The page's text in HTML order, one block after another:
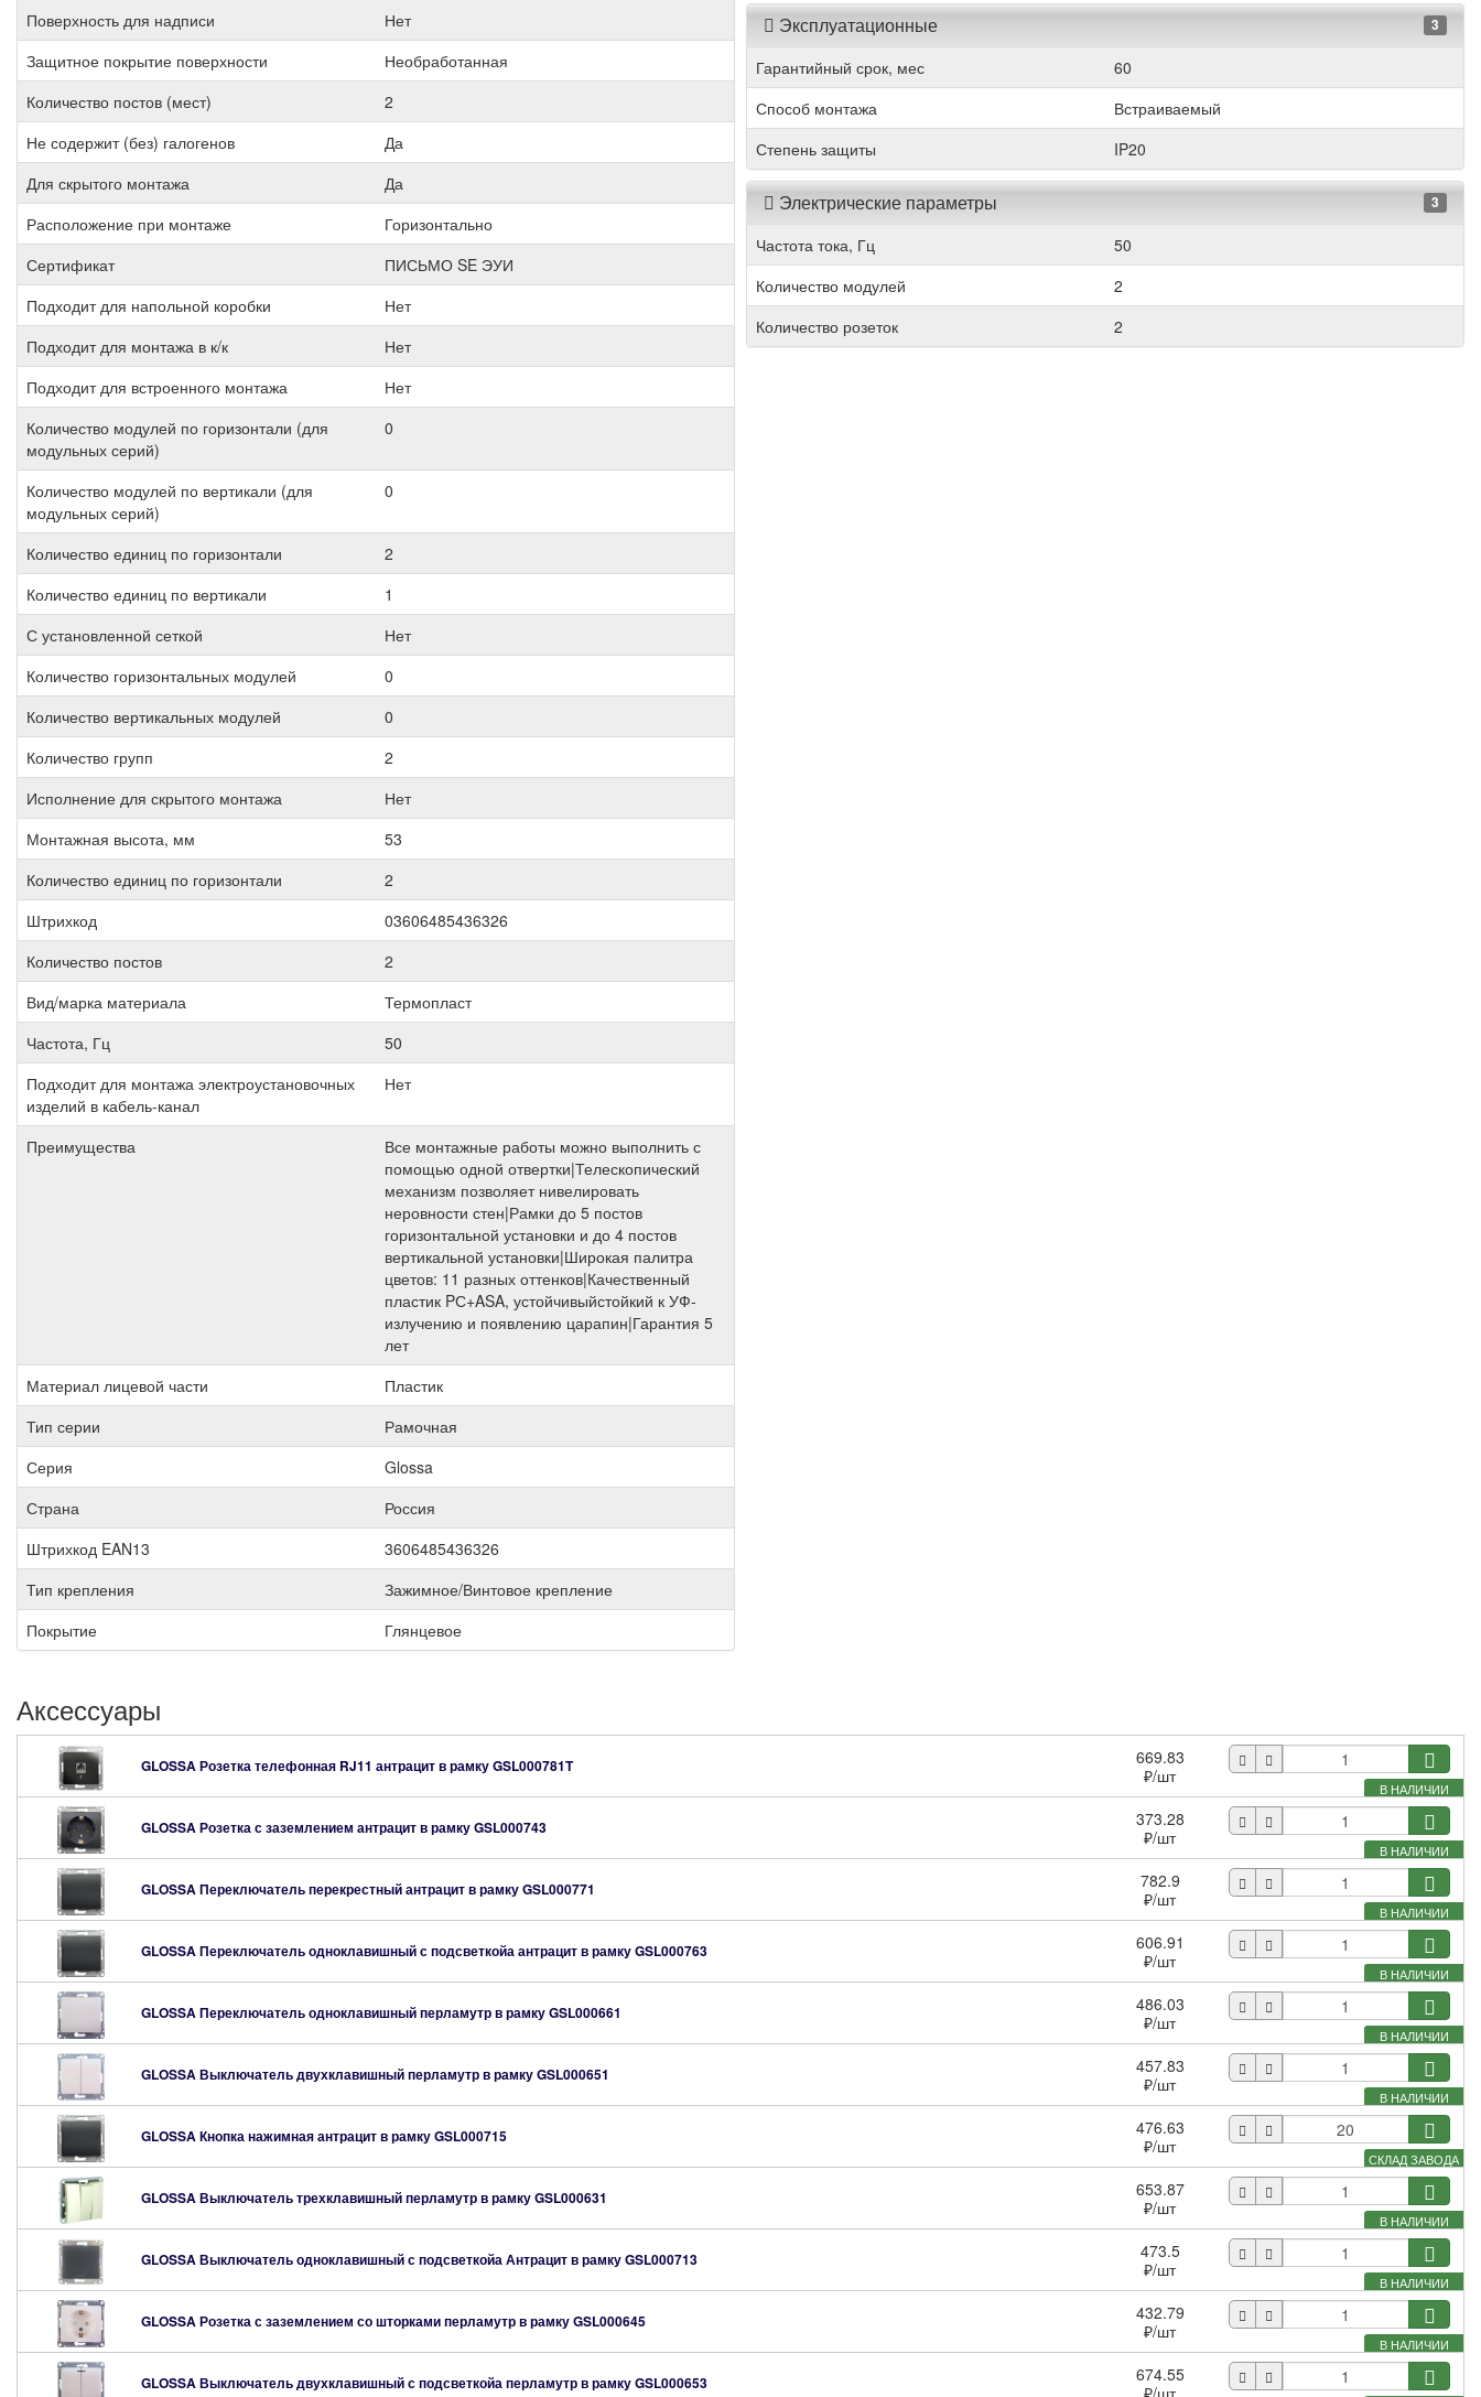
Поверхность для надписи
Нет
Защитное покрытие поверхности
Необработанная
Количество постов (мест)
2
Не содержит (без) галогенов
Да
Для скрытого монтажа
Да
Расположение при монтаже
Горизонтально
Сертификат
ПИСЬМО SE ЭУИ
Подходит для напольной коробки
Нет
Подходит для монтажа в к/к
Нет
Подходит для встроенного монтажа
Нет
Количество модулей по горизонтали (для
модульных серий)
0
Количество модулей по вертикали (для
модульных серий)
0
Количество единиц по горизонтали
2
Количество единиц по вертикали
1
С установленной сеткой
Нет
Количество горизонтальных модулей
0
Количество вертикальных модулей
0
Количество групп
2
Исполнение для скрытого монтажа
Нет
Монтажная высота, мм
53
Количество единиц по горизонтали
2
Штрихкод
03606485436326
Количество постов
2
Вид/марка материала
Термопласт
Частота, Гц
50
Подходит для монтажа электроустановочных
изделий в кабель-канал
Нет
Преимущества
Все монтажные работы можно выполнить с
помощью одной отвертки|Телескопический
механизм позволяет нивелировать
неровности стен|Рамки до 5 постов
горизонтальной установки и до 4 постов
вертикальной установки|Широкая палитра
цветов: 11 разных оттенков|Качественный
пластик PС+ASA, устойчивыйстойкий к УФ-
излучению и появлению царапин|Гарантия 5
лет
Материал лицевой части
Пластик
Тип серии
Рамочная
Серия
Glossa
Страна
Россия
Штрихкод EAN13
3606485436326
Тип крепления
Зажимное/Винтовое крепление
Покрытие
Глянцевое
Эксплуатационные 3
Гарантийный срок, мес
60
Способ монтажа
Встраиваемый
Степень защиты
IP20
Электрические параметры 3
Частота тока, Гц
50
Количество модулей
2
Количество розеток
2
Аксессуары
В НАЛИЧИИ
GLOSSA Розетка телефонная RJ11 антрацит в рамкуGSL000781T
669.83
₽/шт
В НАЛИЧИИ
GLOSSA Розетка с заземлением антрацит в рамкуGSL000743
373.28
₽/шт
В НАЛИЧИИ
GLOSSA Переключатель перекрестный антрацит в рамкуGSL000771
782.9
₽/шт
В НАЛИЧИИ
GLOSSA Переключатель одноклавишный с подсветкойа антрацит в рамкуGSL000763
606.91
₽/шт
В НАЛИЧИИ
GLOSSA Переключатель одноклавишный перламутр в рамкуGSL000661
486.03
₽/шт
В НАЛИЧИИ
GLOSSA Выключатель двухклавишный перламутр в рамкуGSL000651
457.83
₽/шт
СКЛАД ЗАВОДА
GLOSSA Кнопка нажимная антрацит в рамкуGSL000715
476.63
₽/шт
В НАЛИЧИИ
GLOSSA Выключатель трехклавишный перламутр в рамкуGSL000631
653.87
₽/шт
В НАЛИЧИИ
GLOSSA Выключатель одноклавишный с подсветкойа Антрацит в рамкуGSL000713
473.5
₽/шт
В НАЛИЧИИ
GLOSSA Розетка с заземлением со шторками перламутр в рамкуGSL000645
432.79
₽/шт
GLOSSA Выключатель двухклавишный с подсветкойа перламутр в рамкуGSL000653
674.55
₽/шт